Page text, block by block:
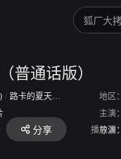
普通话版）
/ 路卡的夏天(台) Luca
地区：
主演：
导演：
分享 播放源：